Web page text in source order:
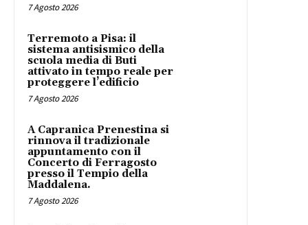
7 Agosto 2026
Terremoto a Pisa: il
sistema antisismico della
scuola media di Buti
attivato in tempo reale per
proteggere l’edificio
7 Agosto 2026
A Capranica Prenestina si
rinnova il tradizionale
appuntamento con il
Concerto di Ferragosto
presso il Tempio della
Maddalena.
7 Agosto 2026